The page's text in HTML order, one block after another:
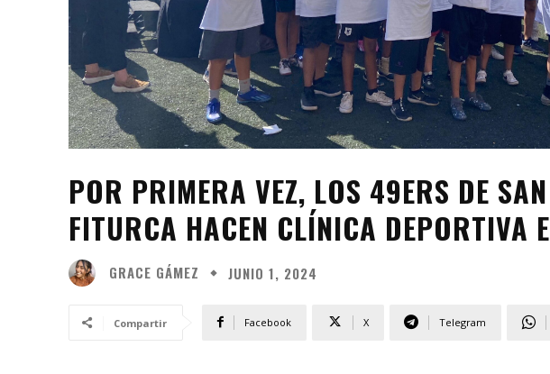
POR PRIMERA VEZ, LOS 49ERS DE
FITURCA HACEN CLÍNICA DEPORTIVA
GRACE GÁMEZ JUNIO 1, 2024
Compartir Facebook X Telegram